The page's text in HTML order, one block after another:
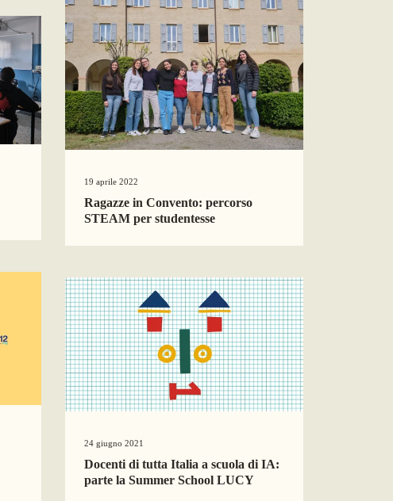
19 aprile 2022
Ragazze in Convento: percorso
STEAM per studentesse
24 giugno 2021
Docenti di tutta Italia a scuola di IA:
parte la Summer School LUCY